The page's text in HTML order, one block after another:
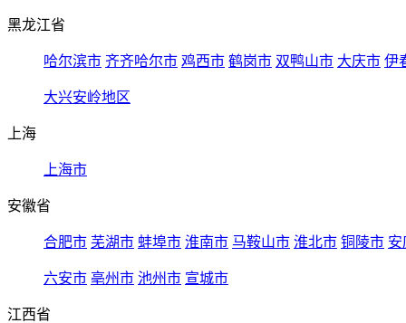
黑龙江省
哈尔滨市 齐齐哈尔市 鸡西市 鹤岗市 双鸭山市 大庆市 伊
大兴安岭地区
上海
上海市
安徽省
合肥市 芜湖市 蚌埠市 淮南市 马鞍山市 淮北市 铜陵市 安
六安市 亳州市 池州市 宣城市
江西省